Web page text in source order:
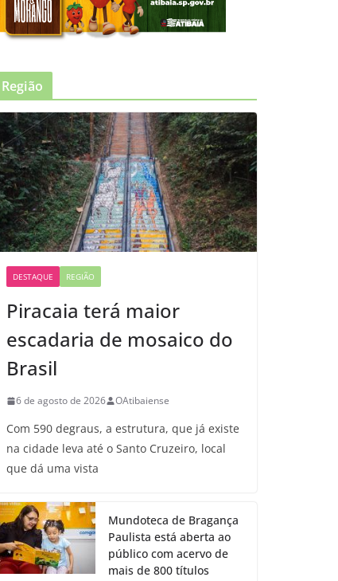
Região
DESTAQUE REGIÃO
Piracaia terá maior
escadaria de mosaico do
Brasil
6 de agosto de 2026 OAtibaiense
Com 590 degraus, a estrutura, que já existe
na cidade leva até o Santo Cruzeiro, local
que dá uma vista
Mundoteca de Bragança
Paulista está aberta ao
público com acervo de
mais de 800 títulos